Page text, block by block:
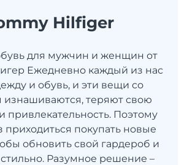
Hilfiger
для мужчин и женщин от
Ежедневно каждый из нас
и обувь, и эти вещи со
теряют свою
привлекательность. Поэтому
приходиться покупать новые
обновить свой гардероб и
Разумное решение –